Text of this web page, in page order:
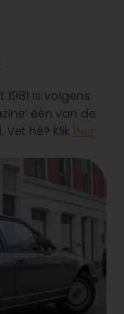
is volgens
één van de
hé? Klik hier